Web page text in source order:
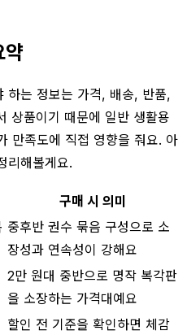
하는 정보는 가격, 배송, 반품,
상품이기 때문에 일반 생활용
만족도에 직접 영향을 줘요. 아
리해볼게요.
구매 시 의미
중후반 권수 묶음 구성으로 소
장성과 연속성이 강해요
2만 원대 중반으로 명작 복각판
을 소장하는 가격대예요
할인 전 기준을 확인하면 체감